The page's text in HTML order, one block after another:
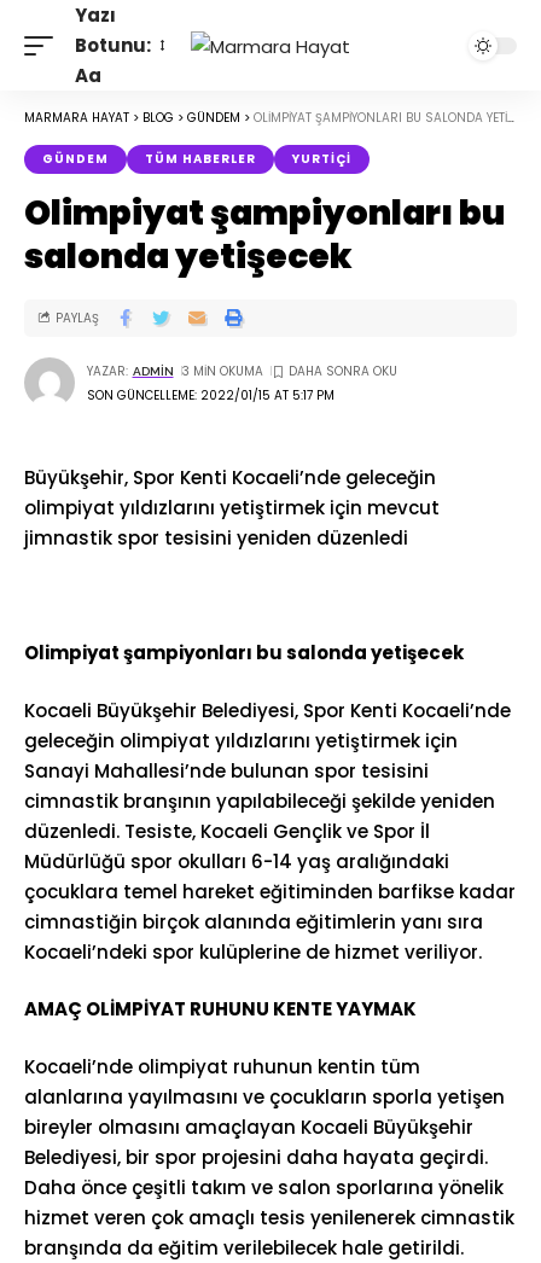
Yazı
Botunu:
Aa
MARMARA HAYAT > BLOG > GÜNDEM > OLIMPIYAT ŞAMPIYONLARI BU SALONDA YETIŞECEK
GÜNDEM TÜM HABERLER YURTIÇI
Olimpiyat şampiyonları bu
salonda yetişecek
SON GÜNCELLEME: 2022/01/15 AT 5:17 PM
YAZAR: ADMIN 3 MIN OKUMA
PAYLAŞ
Büyükşehir, Spor Kenti Kocaeli’nde geleceğin
olimpiyat yıldızlarını yetiştirmek için mevcut
jimnastik spor tesisini yeniden düzenledi
Olimpiyat şampiyonları bu salonda yetişecek
Kocaeli Büyükşehir Belediyesi, Spor Kenti Kocaeli’nde
geleceğin olimpiyat yıldızlarını yetiştirmek için
Sanayi Mahallesi’nde bulunan spor tesisini
cimnastik branşının yapılabileceği şekilde yeniden
düzenledi. Tesiste, Kocaeli Gençlik ve Spor İl
Müdürlüğü spor okulları 6-14 yaş aralığındaki
çocuklara temel hareket eğitiminden barfikse kadar
cimnastiğin birçok alanında eğitimlerin yanı sıra
Kocaeli’ndeki spor kulüplerine de hizmet veriliyor.
AMAÇ OLİMPİYAT RUHUNU KENTE YAYMAK
Kocaeli’nde olimpiyat ruhunun kentin tüm
alanlarına yayılmasını ve çocukların sporla yetişen
bireyler olmasını amaçlayan Kocaeli Büyükşehir
Belediyesi, bir spor projesini daha hayata geçirdi.
Daha önce çeşitli takım ve salon sporlarına yönelik
hizmet veren çok amaçlı tesis yenilenerek cimnastik
branşında da eğitim verilebilecek hale getirildi.